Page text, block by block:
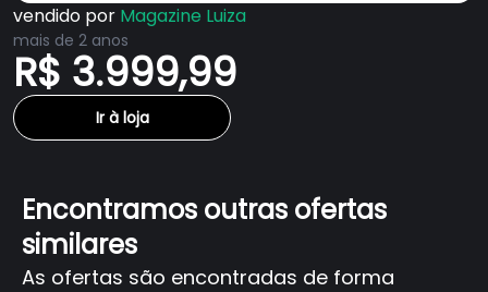
vendido por Magazine Luiza
mais de 2 anos
R$ 3.999,99
Ir à loja
Encontramos outras ofertas
similares
As ofertas são encontradas de forma